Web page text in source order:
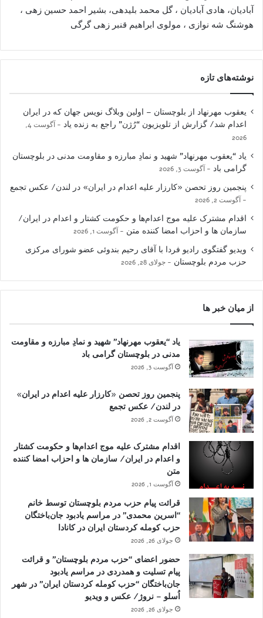
آبادیان، هادی آبادیان ، گل محمد بلیدهی، بشیر احمد حسین زهی ،
هوشنگ شه نوازی ، مولوی ابراهیم قنبر زهی گرگی
نوشته‌های تازه
یعقوب مهرنهاد از بلوچستان – اولین وبلاگ نویس جهان که در ایران
اعدام شد/ گزارش از تلویزیون “رُژن” راجع به زنده یاد
آگوست 4,
2026
یاد “یعقوب مهرنهاد” شهید و نمادِ مبارزه و مقاومت مدنی در بلوچستان
گرامی باد
آگوست 3, 2026
پنجمین روز تحصن «کارزار علیه اعدام در ایران» در لندن/ عکس تجمع
آگوست 2, 2026
اقدام مشترک علیه موج اعدام‌ها و حکومت کشتار و اعدام در ایران/
سازمان ها و احزاب امضا کننده متن
آگوست 1, 2026
ویدیو گفتگوی رادیو فردا با آقای رحیم بندوئی عضو شورای مرکزی
حزب مردم بلوچستان
جولای 28, 2026
از میان خبر ها
یاد “یعقوب مهرنهاد” شهید و نمادِ مبارزه و مقاومت
مدنی در بلوچستان گرامی باد
آگوست 3, 2026
پنجمین روز تحصن «کارزار علیه اعدام در ایران»
در لندن/ عکس تجمع
آگوست 2, 2026
اقدام مشترک علیه موج اعدام‌ها و حکومت کشتار
و اعدام در ایران/ سازمان ها و احزاب امضا کننده
متن
آگوست 1, 2026
قرائت پیام حزب مردم بلوچستان توسط خانم
“اسرین محمدی” در مراسم یادبود جان‌باختگان
حزب کومله کردستان ایران در کانادا
جولای 26, 2026
حضور اعضای “حزب مردم بلوچستان” و قرائت
پیام تسلیت و همدردی در مراسم یادبود
جان‌باختگان “حزب کومله کردستان ایران” در شهر
اُسلو – نروژ/ عکس و ویدیو
جولای 26, 2026